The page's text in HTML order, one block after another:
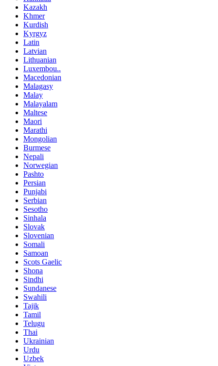
Kazakh
Khmer
Kurdish
Kyrgyz
Latin
Latvian
Lithuanian
Luxembou..
Macedonian
Malagasy
Malay
Malayalam
Maltese
Maori
Marathi
Mongolian
Burmese
Nepali
Norwegian
Pashto
Persian
Punjabi
Serbian
Sesotho
Sinhala
Slovak
Slovenian
Somali
Samoan
Scots Gaelic
Shona
Sindhi
Sundanese
Swahili
Tajik
Tamil
Telugu
Thai
Ukrainian
Urdu
Uzbek